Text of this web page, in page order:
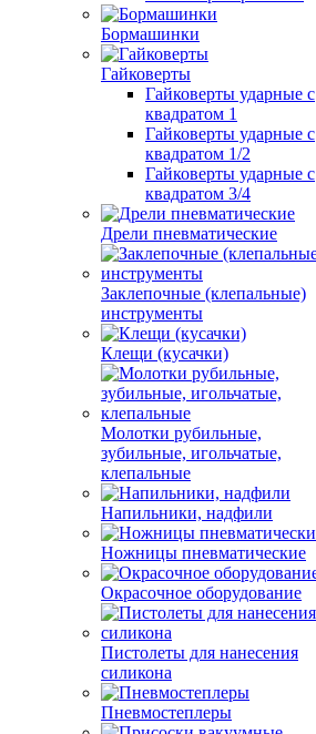
Бормашинки
Гайковерты
Гайковерты ударные с
квадратом 1
Гайковерты ударные с
квадратом 1/2
Гайковерты ударные с
квадратом 3/4
Дрели пневматические
Заклепочные (клепальные)
инструменты
Клещи (кусачки)
Молотки рубильные,
зубильные, игольчатые,
клепальные
Напильники, надфили
Ножницы пневматические
Окрасочное оборудование
Пистолеты для нанесения
силикона
Пневмостеплеры